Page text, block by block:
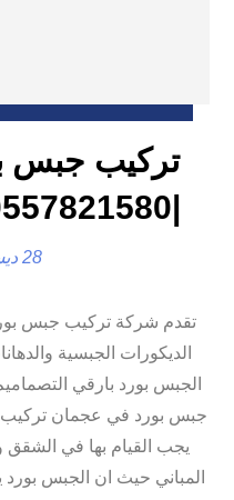
تركيب جبس
|0557821580 |اسقف معلقة
28 ديسمبر، 2024
تقدم شركة تركيب جبس بورد
الديكورات الجبسية
الجبس بورد بارقي
جبس بورد في عجمان تركيب
يجب القيام بها في الشقق
المباني حيث ان الجبس